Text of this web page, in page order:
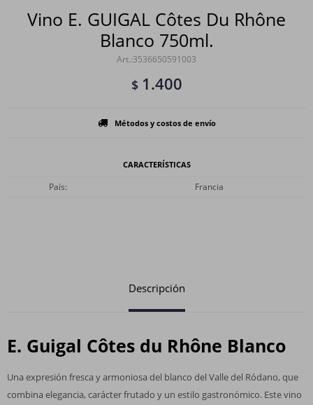
Vino E. GUIGAL Côtes Du Rhône
Blanco 750ml.
3536650591003
$ 1.400
Métodos y costos de envío
CARACTERÍSTICAS
País Francia
Descripción
E. Guigal Côtes du Rhône Blanco
Una expresión fresca y armoniosa del blanco del Valle del Ródano, que
combina elegancia, carácter frutado y un estilo gastronómico. Este vino